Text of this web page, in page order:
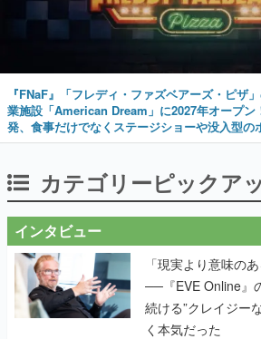
『FNaF』「フレディ・ファズベアーズ・ピザ
業施設「American Dream」に2027年オープ
発、食事だけでなくステージショーや没入型の
カテゴリーピックア
インタビュー
「現実より意味の
──『EVE Online』
続ける”クレイジー
く本気だった